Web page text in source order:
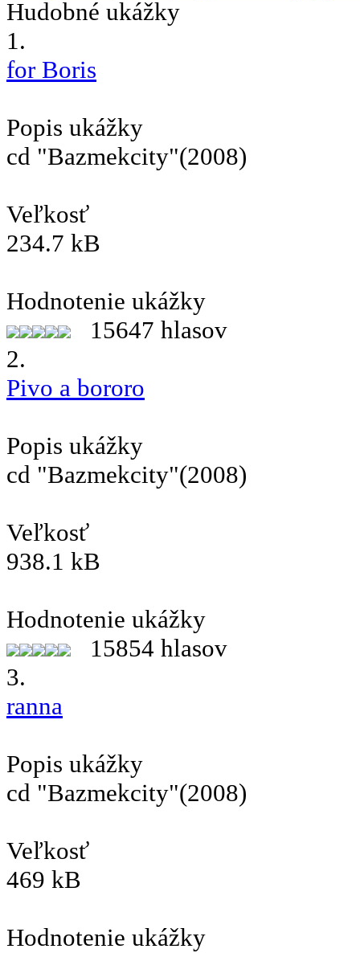
Hudobné ukážky
1.
for Boris
Popis ukážky
cd "Bazmekcity"(2008)
Veľkosť
234.7 kB
Hodnotenie ukážky
15647 hlasov
2.
Pivo a bororo
Popis ukážky
cd "Bazmekcity"(2008)
Veľkosť
938.1 kB
Hodnotenie ukážky
15854 hlasov
3.
ranna
Popis ukážky
cd "Bazmekcity"(2008)
Veľkosť
469 kB
Hodnotenie ukážky